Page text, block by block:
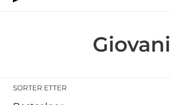
S
Giovani
SORTER ETTER